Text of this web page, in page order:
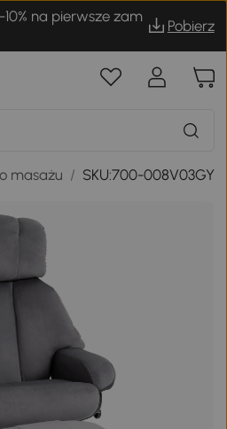
10% na pierwsze zam
Pobierz
masażu / SKU:700-008V03GY